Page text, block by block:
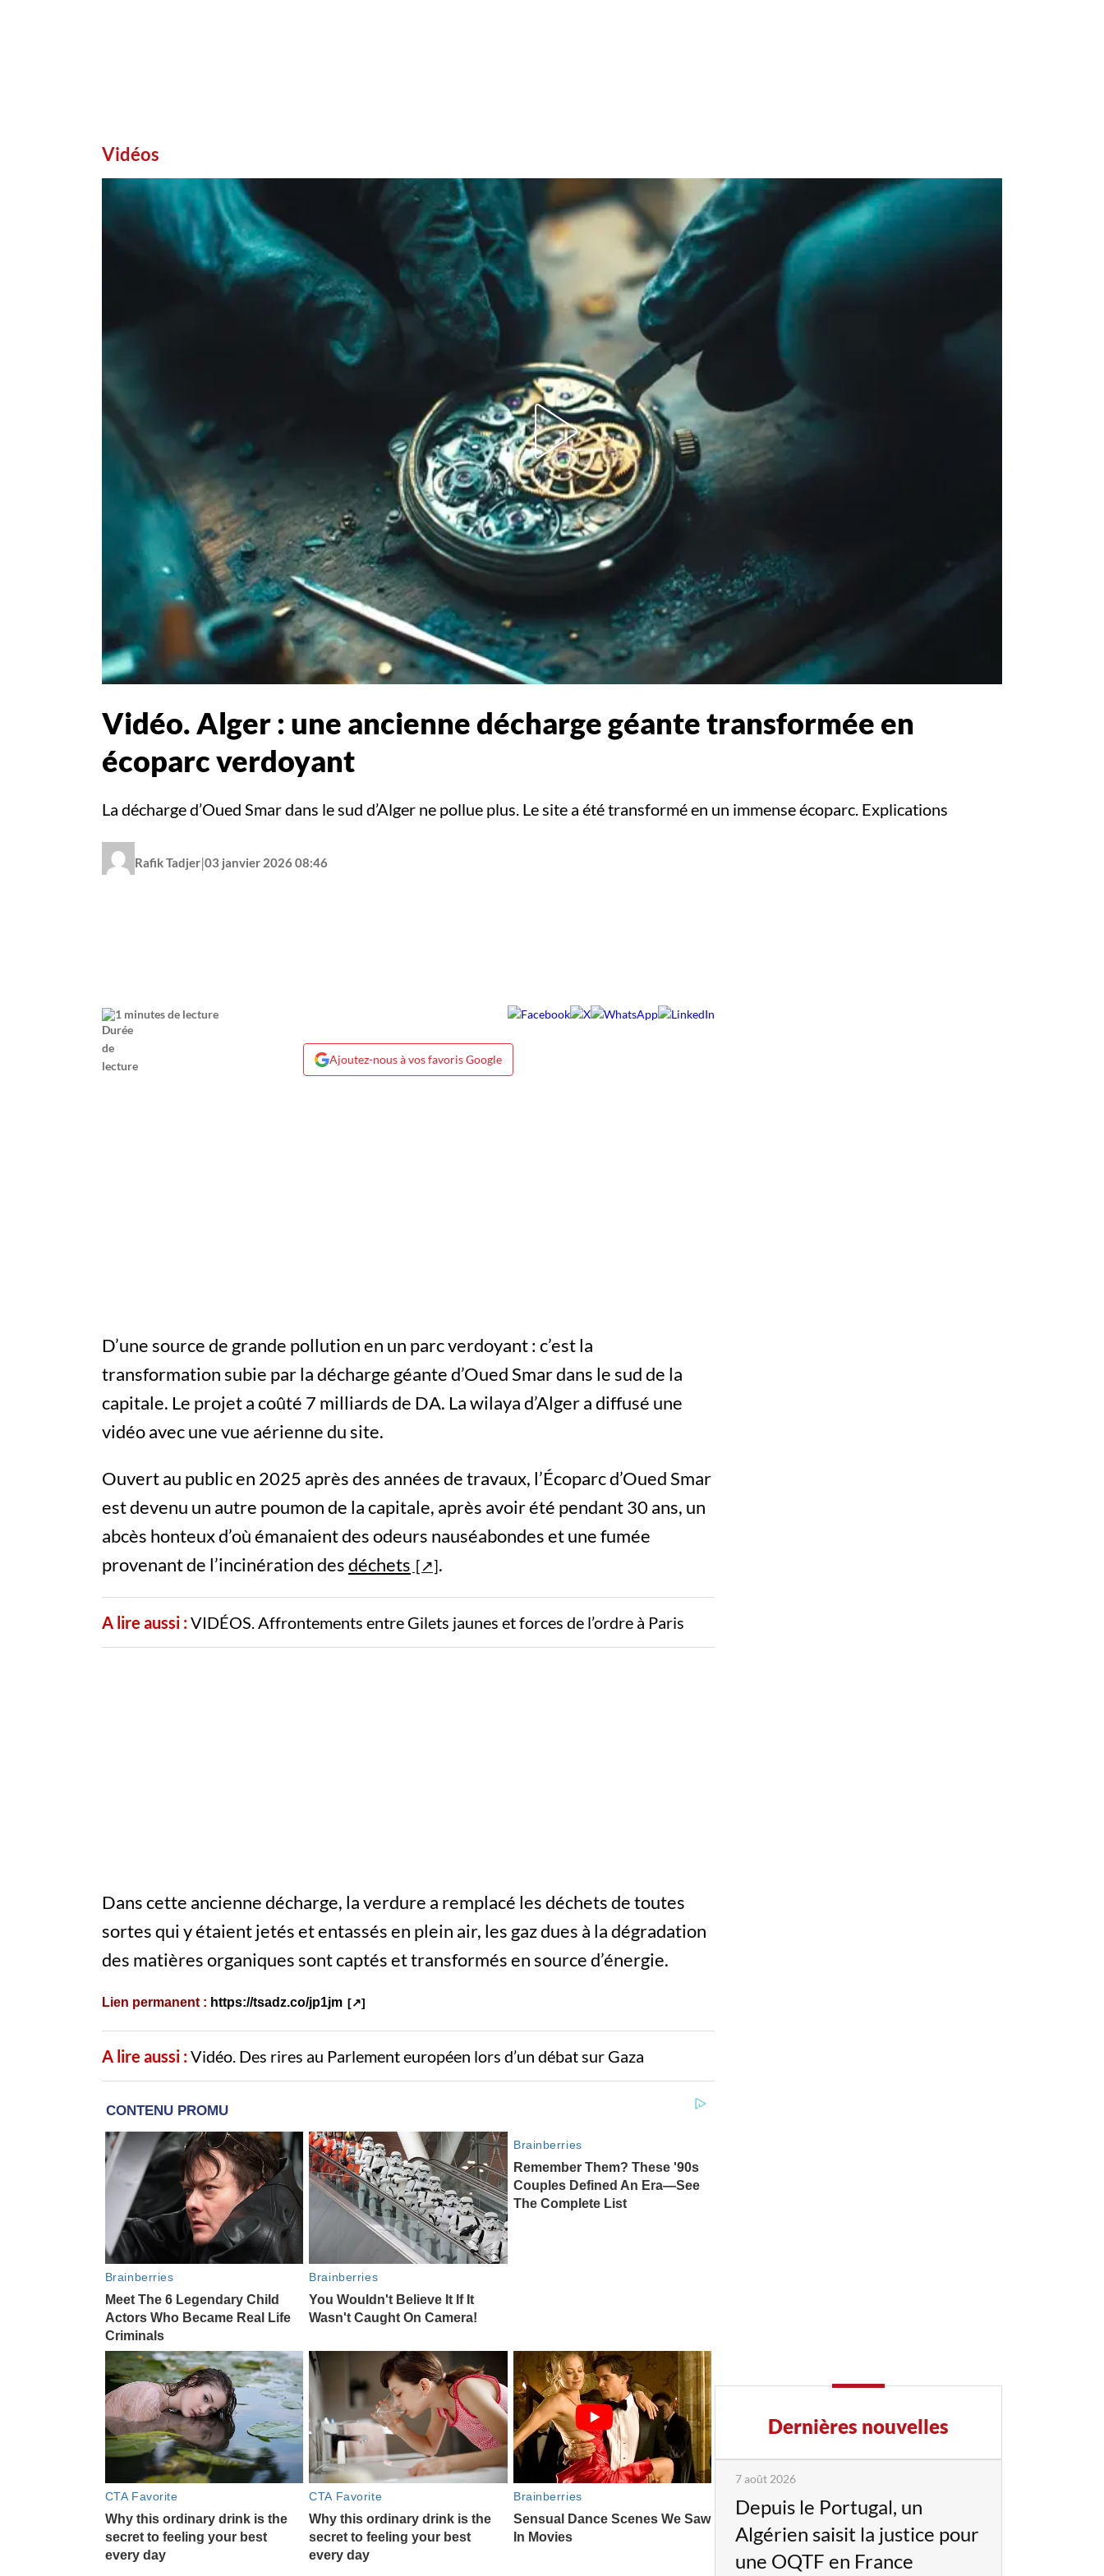
Vidéos
Vidéo. Alger : une ancienne décharge géante transformée en
écoparc verdoyant
La décharge d’Oued Smar dans le sud d’Alger ne pollue plus. Le site a été transformé en un immense écoparc. Explications
Rafik Tadjer|03 janvier 2026 08:46
1 minutes de lecture
Ajoutez-nous à vos favoris Google
D’une source de grande pollution en un parc verdoyant : c’est la
transformation subie par la décharge géante d’Oued Smar dans le sud de la
capitale. Le projet a coûté 7 milliards de DA. La wilaya d’Alger a diffusé une
vidéo avec une vue aérienne du site.
Ouvert au public en 2025 après des années de travaux, l’Écoparc d’Oued Smar
est devenu un autre poumon de la capitale, après avoir été pendant 30 ans, un
abcès honteux d’où émanaient des odeurs nauséabondes et une fumée
provenant de l’incinération desdéchets .
A lire aussi :VIDÉOS. Affrontements entre Gilets jaunes et forces de l’ordre à Paris
Dans cette ancienne décharge, la verdure a remplacé les déchets de toutes
sortes qui y étaient jetés et entassés en plein air, les gaz dues à la dégradation
des matières organiques sont captés et transformés en source d’énergie.
Lien permanent : https://tsadz.co/jp1jm
A lire aussi :Vidéo. Des rires au Parlement européen lors d’un débat sur Gaza
Dernières nouvelles
7 août 2026
Depuis le Portugal, un
Algérien saisit la justice pour
une OQTF en France